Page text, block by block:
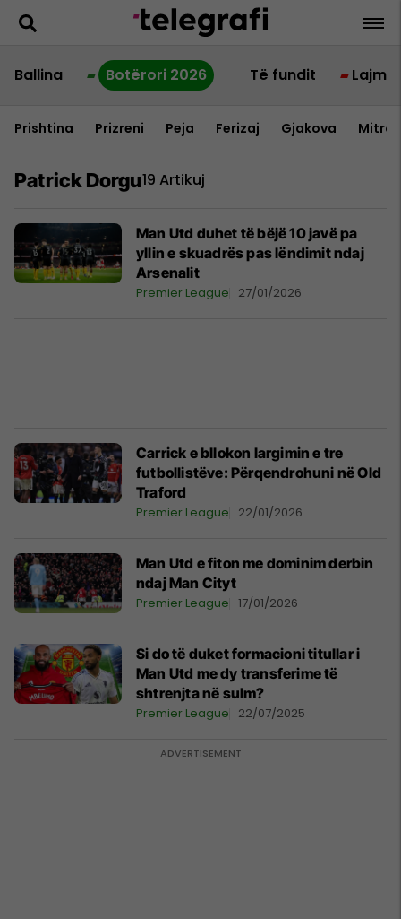
Ballina Botërori 2026 Të fundit Lajme
Prishtina Prizreni Peja Ferizaj Gjakova
Patrick Dorgu19 Artikuj
Man Utd duhet të bëjë 10 javë pa
yllin e skuadrës pas lëndimit ndaj
Arsenalit
Premier League 27/01/2026
Carrick e bllokon largimin e tre
futbollistëve: Përqendrohuni në Old
Traford
Premier League 22/01/2026
Man Utd e fiton me dominim derbin
ndaj Man Cityt
Premier League 17/01/2026
Si do të duket formacioni titullar i
Man Utd me dy transferime të
shtrenjta në sulm?
Premier League 22/07/2025